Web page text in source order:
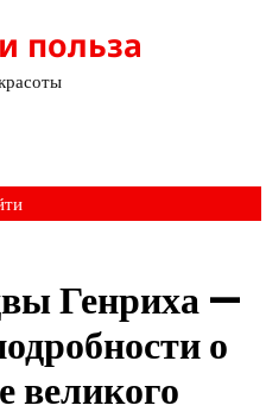
польза
Генриха —
о
великого